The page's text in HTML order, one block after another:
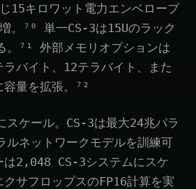
15キロワット電力エンベロープ
。⁷⁰ 単一CS-3は15Uのラック
。⁷¹ 外部メモリオプションは
バイト、12テラバイト、また
量を拡張。⁷²
スケール。CS-3は最大24兆パラ
ルネットワークモデルを訓練可
は2,048 CS-3システムにスケ
サフロップスのFP16計算を実